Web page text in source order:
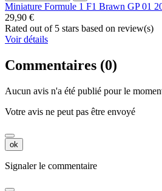
Miniature Formule 1 F1 Brawn GP 01
29,90 €
Rated out of 5 stars based on review(s)
Voir détails
Commentaires (0)
Aucun avis n'a été publié pour le
Votre avis ne peut pas être envoyé
ok
Signaler le commentaire